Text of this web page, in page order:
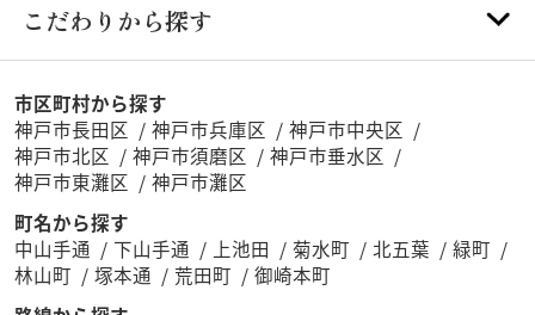
こだわりから探す
市区町村から探す
神戸市長田区
神戸市兵庫区
神戸市中央区
神戸市北区
神戸市須磨区
神戸市垂水区
神戸市東灘区
神戸市灘区
町名から探す
中山手通
下山手通 上池田 菊水町 北五葉
緑町
林山町
塚本通 荒田町
御崎本町